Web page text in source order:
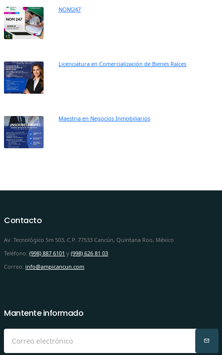
NOM247
Licenciatura en Comercialización de Bienes Raíces
Maestria en Negocios Inmobiliarios
Contacto
Av. Tecnológico Sm 503, C.P. 77533 Cancún, Quintana Roo, México
Teléfono:(998) 887 6101 y(998) 626 81 03
Correo: info@ampicancun.com
Mantente informado